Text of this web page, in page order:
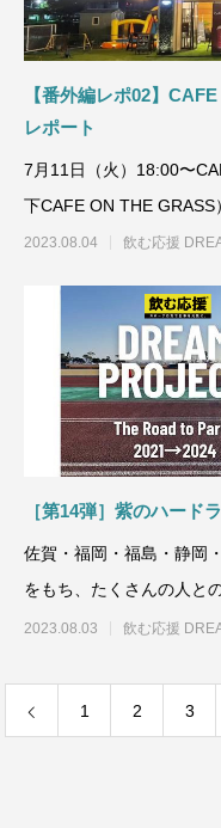
【番外編レポ02】
レポート
7月11日（火）18:00〜
下CAFE ON THE GRASS
2023.08.04 飲む応援
［第14弾］紫のハー
佐賀・福岡・福島・静岡
をもち、たくさんの人と
タジャパン株式
2023.08.03 飲む応援
1 2 3